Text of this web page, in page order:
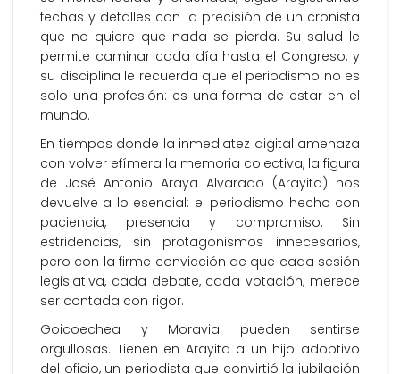
fechas y detalles con la precisión de un cronista
que no quiere que nada se pierda. Su salud le
permite caminar cada día hasta el Congreso, y
su disciplina le recuerda que el periodismo no es
solo una profesión: es una forma de estar en el
mundo.
En tiempos donde la inmediatez digital amenaza
con volver efímera la memoria colectiva, la figura
de José Antonio Araya Alvarado (Arayita) nos
devuelve a lo esencial: el periodismo hecho con
paciencia, presencia y compromiso. Sin
estridencias, sin protagonismos innecesarios,
pero con la firme convicción de que cada sesión
legislativa, cada debate, cada votación, merece
ser contada con rigor.
Goicoechea y Moravia pueden sentirse
orgullosas. Tienen en Arayita a un hijo adoptivo
del oficio, un periodista que convirtió la jubilación